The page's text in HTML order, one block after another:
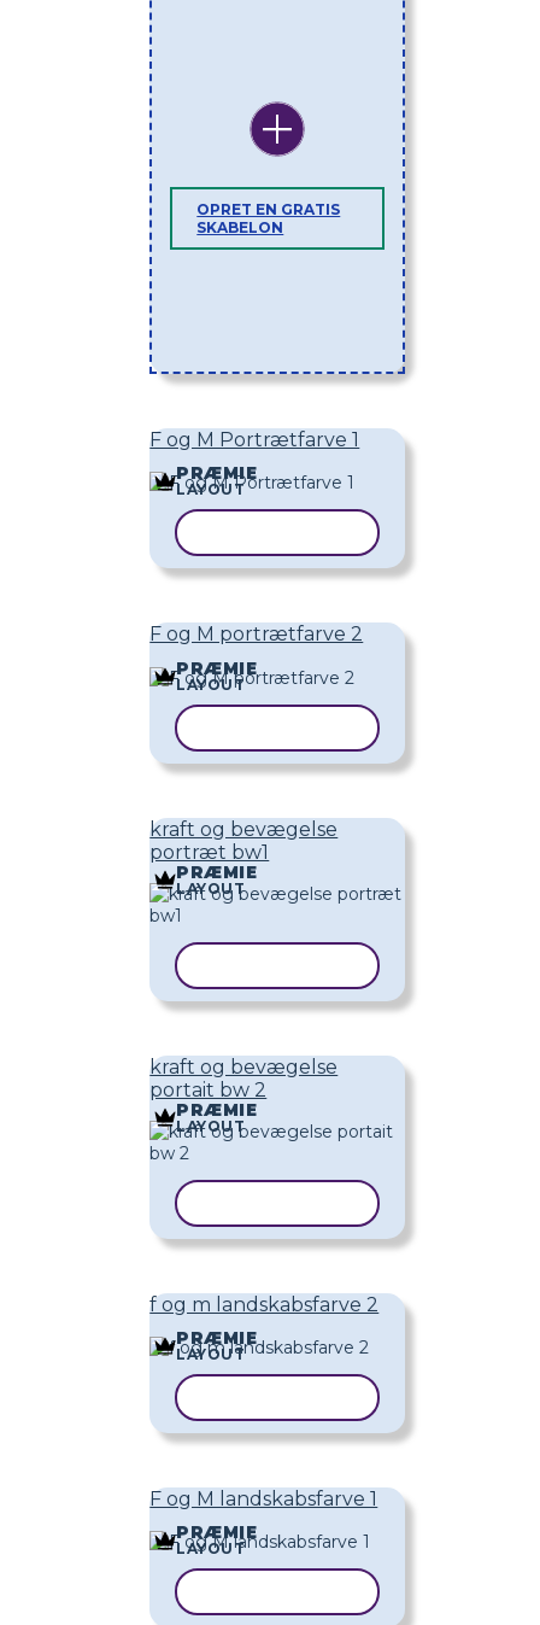
OPRET EN GRATIS
SKABELON
F og M Portrætfarve 1
PRÆMIE
LAYOUT
F og M portrætfarve 2
PRÆMIE
LAYOUT
kraft og bevægelse
portræt bw1
PRÆMIE
LAYOUT
kraft og bevægelse
portait bw 2
PRÆMIE
LAYOUT
f og m landskabsfarve 2
PRÆMIE
LAYOUT
F og M landskabsfarve 1
PRÆMIE
LAYOUT